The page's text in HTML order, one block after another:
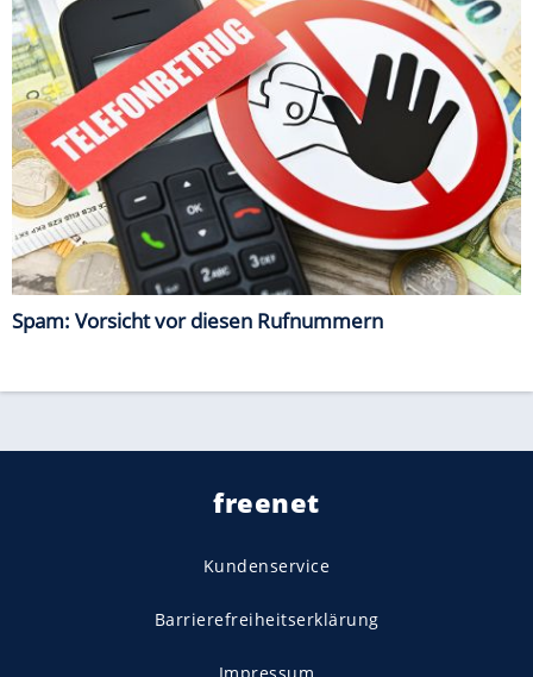
Spam: Vorsicht vor diesen Rufnummern
freenet
Kundenservice
Barrierefreiheitserklärung